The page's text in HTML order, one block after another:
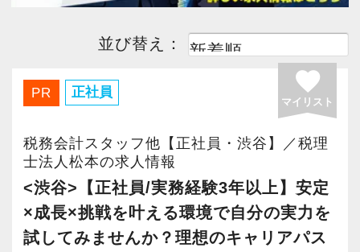
個人向け税務(18) 飲食(15)
ＥＣ(ネットショップ)(10)
ＩＴサービス(13)
美容・サロン (14) 医療(12)
不動産(14) 建設業(15)
金融(7) 保険(10)
並び替え：
PR 正社員 favorite
マイリスト
税務会計スタッフ他【正社員・渋谷】／税理
士法人松本の求人情報
<渋谷>【正社員/実務経験3年以上】安定
×成長×挑戦を叶える環境で自分の実力を
試してみませんか？理想のキャリアパス